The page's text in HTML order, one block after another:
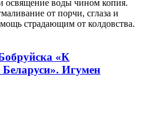
воды чином копия.
от порчи, сглаза и
страдающим от колдовства.
«К
Игумен